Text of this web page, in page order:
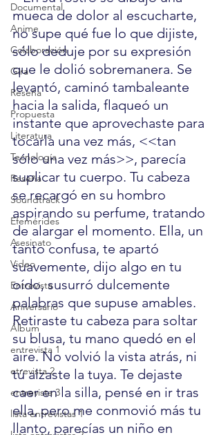
Documental
Anime
Colaboración
Gira
Reseña
Propuesta
Literatura
Tecnología
Reseña
Soundtrack
Efemérides
Asesinato
Video
Entrevista
Aniversario
Álbum
entrevista 1
etrevista 2
entrevista 3
lista entrevistas 1
mueca de dolor al escucharte,
no supe qué fue lo que dijiste,
sólo deduje por su expresión
que le dolió sobremanera. Se
levantó, caminó tambaleante
hacia la salida, flaqueó un
instante que aprovechaste para
tocarla una vez más, <<tan
sólo una vez más>>, parecía
suplicar tu cuerpo. Tu cabeza
se recargó en su hombro
aspirando su perfume, tratando
de alargar el momento. Ella, un
tanto confusa, te apartó
suavemente, dijo algo en tu
oído, susurró dulcemente
palabras que supuse amables.
Retiraste tu cabeza para soltar
su blusa, tu mano quedó en el
aire. No volvió la vista atrás, ni
tú alzaste la tuya. Te dejaste
caer en la silla, pensé en ir tras
ella, pero me conmovió más tu
llanto, parecías un niño en